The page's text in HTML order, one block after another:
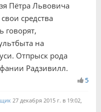
Пётра Львовича
средства
говорят,
на
Отпрыск рода
Радзивилл.
5
27 декабря 2015 г. в 19:02,